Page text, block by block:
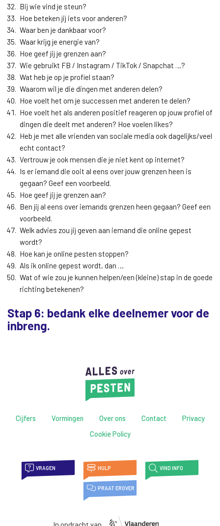
Bij wie vind je steun?
Hoe beteken jij iets voor anderen?
Waar ben je dankbaar voor?
Waar krijg je energie van?
Hoe geef jij je grenzen aan?
Wie gebruikt FB / Instagram / TikTok / Snapchat …?
Wat heb je op je profiel staan?
Waarom wil je die dingen met anderen delen?
Hoe voelt het om je successen met anderen te delen?
Hoe voelt het als anderen positief reageren op jouw profiel of
dingen die deelt met anderen? Hoe voelen likes?
Heb je met alle vrienden van sociale media ook dagelijks/veel
echt contact?
Vertrouw je ook mensen die je niet kent op internet?
Is er iemand die ooit al eens over jouw grenzen heen is
gegaan? Geef een voorbeeld.
Hoe geef jij je grenzen aan?
Ben jij al eens over iemands grenzen heen gegaan? Geef een
voorbeeld.
Welk advies zou jij geven aan iemand die online gepest
wordt?
Hoe kan je online pesten stoppen?
Als ik online gepest wordt, dan …
Wat of wie zou je kunnen helpen/een (kleine) stap in de goede
richting betekenen?
Stap 6: bedank elke deelnemer voor de
inbreng.
Cijfers Vormingen Over ons Contact
Privacy
Cookie Policy
VRAGEN HULP VIND INFO
PRAAT EROVER
In opdracht van